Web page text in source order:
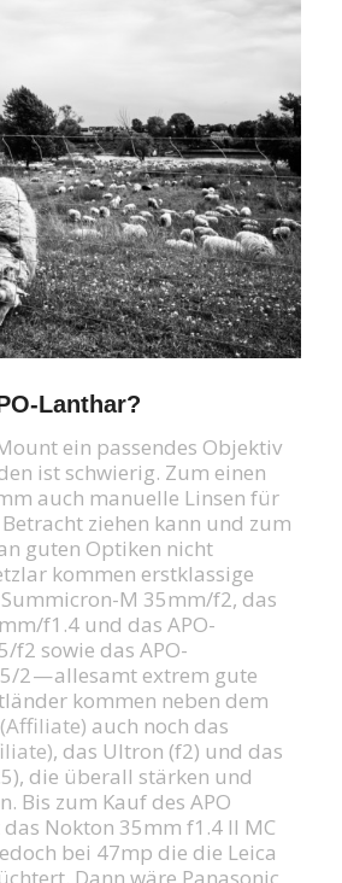
Lanthar?
ein passendes Objektiv
ist schwierig. Zum einen
auch manuelle Linsen für
ziehen kann und zum
guten Optiken nicht
kommen erstklassige
M 35mm/f2, das
f1.4 und das APO-
f2 sowie das APO-
2 — allesamt extrem gute
kommen neben dem
auch noch das
, das Ultron (f2) und das
die überall stärken und
Bis zum Kauf des APO
Nokton 35mm f1.4 II MC
bei 47mp die die Leica